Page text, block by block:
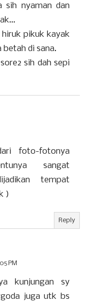
sih nyaman dan
pikuk kayak
di sana.
sih dah sepi
foto-fotonya
sangat
tempat
)
Reply
PM
kunjungan sy
juga utk bs